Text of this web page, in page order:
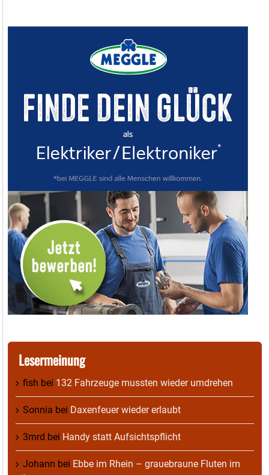
Lesermeinung
fish bei 132 Fahrzeuge mussten wieder umdrehen
Sonnia bei Daxenfeuer wieder erlaubt
3mrd bei Handy statt Aufsichtspflicht
Johann bei Ebbe im Rhein – grauebraune Fluten im